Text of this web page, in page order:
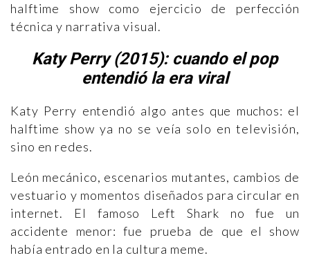
halftime show como ejercicio de perfección
técnica y narrativa visual.
Katy Perry (2015): cuando el pop
entendió la era viral
Katy Perry entendió algo antes que muchos: el
halftime show ya no se veía solo en televisión,
sino en redes.
León mecánico, escenarios mutantes, cambios de
vestuario y momentos diseñados para circular en
internet. El famoso Left Shark no fue un
accidente menor: fue prueba de que el show
había entrado en la cultura meme.